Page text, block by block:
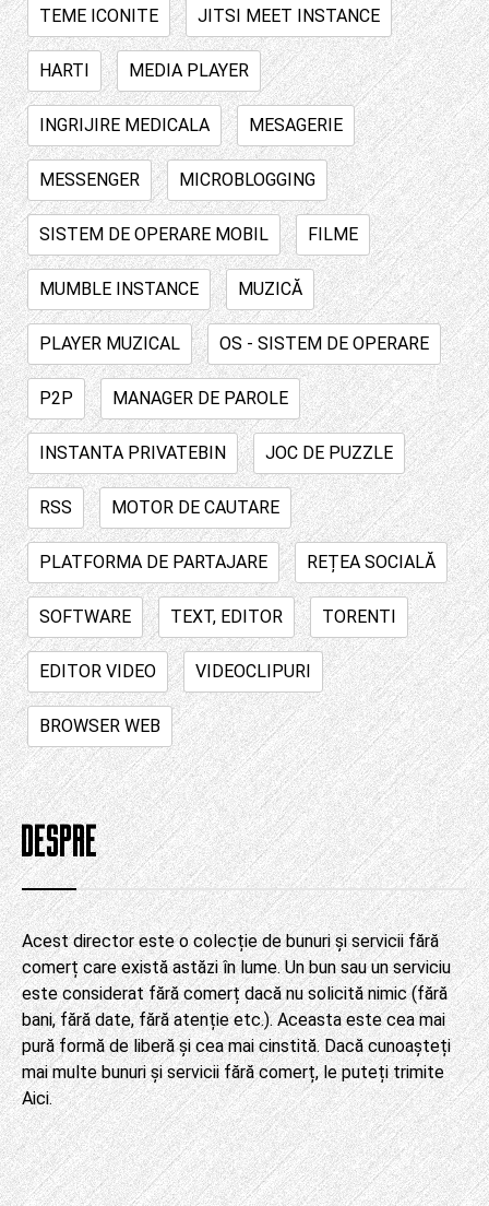
TEME ICONITE JITSI MEET INSTANCE
HARTI MEDIA PLAYER
INGRIJIRE MEDICALA MESAGERIE
MESSENGER MICROBLOGGING
SISTEM DE OPERARE MOBIL FILME
MUMBLE INSTANCE MUZICĂ
PLAYER MUZICAL OS - SISTEM DE OPERARE
P2P MANAGER DE PAROLE
INSTANTA PRIVATEBIN JOC DE PUZZLE
RSS MOTOR DE CAUTARE
PLATFORMA DE PARTAJARE REȚEA SOCIALĂ
SOFTWARE TEXT, EDITOR TORENTI
EDITOR VIDEO VIDEOCLIPURI
BROWSER WEB
DESPRE
Acest director este o colecție de bunuri și servicii fără
comerț care există astăzi în lume. Un bun sau un serviciu
este considerat fără comerț dacă nu solicită nimic (fără
bani, fără date, fără atenție etc.). Aceasta este cea mai
pură formă de liberă și cea mai cinstită. Dacă cunoașteți
mai multe bunuri și servicii fără comerț, le puteți trimite
Aici.